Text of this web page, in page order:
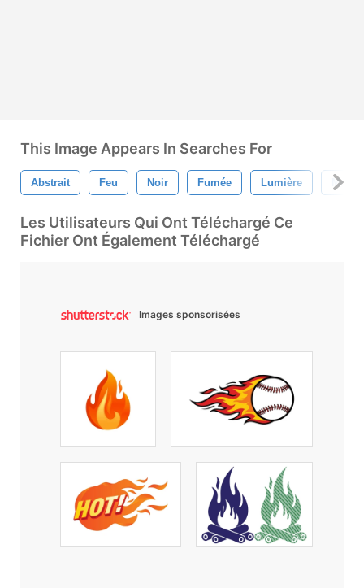
This Image Appears In Searches For
Abstrait Feu Noir Fumée Lumière
Les Utilisateurs Qui Ont Téléchargé Ce
Fichier Ont Également Téléchargé
Images sponsorisées